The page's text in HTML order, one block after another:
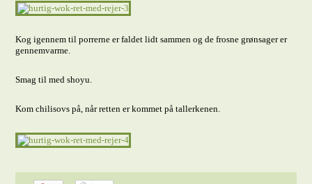
Kog igennem til porrerne er faldet lidt sammen og de frosne grønsager er
gennemvarme.
Smag til med shoyu.
Kom chilisovs på, når retten er kommet på tallerkenen.